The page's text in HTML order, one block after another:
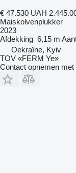
€ 47.530 UAH
Maiskolvenplukker
2023
Afdekking 6,15 m
Oekraïne, Kyiv
TOV «FERM Ye»
Contact opnemen